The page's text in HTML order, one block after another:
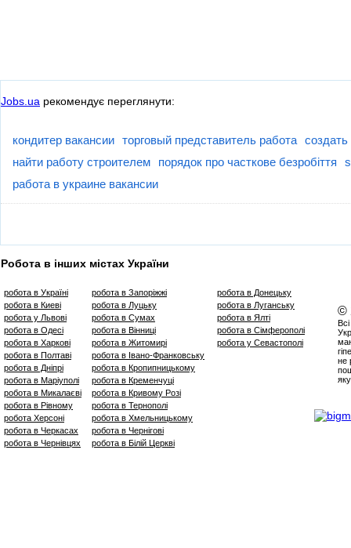
Jobs.ua рекомендує переглянути:
кондитер вакансии торговый представитель работа
найти работу строителем
порядок про часткове безробіття
работа в украине вакансии
Робота в інших містах України
робота в Україні
робота в Киеві
робота у Львові
робота в Одесі
робота в Харкові
робота в Полтаві
робота в Дніпрі
робота в Маріуполі
робота в Микалаєві
робота в Рівному
робота Херсоні
робота в Черкасах
робота в Чернівцях
робота в Запоріжжі
робота в Луцьку
робота в Сумах
робота в Вінниці
робота в Житомирі
робота в Івано-Франковську
робота в Кропипницькому
робота в Кременчуці
робота в Кривому Розі
робота в Тернополі
робота в Хмельницькому
робота в Чернігові
робота в Білій Церкві
робота в Донецьку
робота в Луганську
робота в Ялті
робота в Сімферополі
робота у Севастополі
©
не